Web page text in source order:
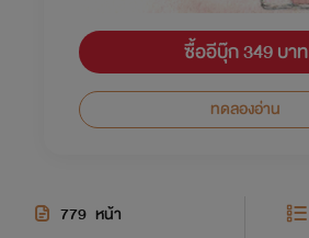
ซื้ออีบุ๊ก 349 บาท
ทดลองอ่าน
779 หน้า